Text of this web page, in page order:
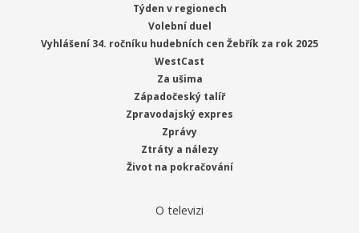
Týden v regionech
Volební duel
Vyhlášení 34. ročníku hudebních cen Žebřík za rok 2025
WestCast
Za ušima
Západočeský talíř
Zpravodajský expres
Zprávy
Ztráty a nálezy
Život na pokračování
O televizi